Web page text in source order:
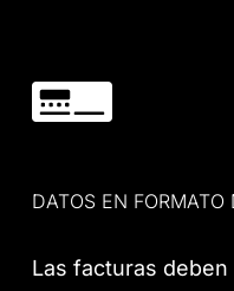
DATOS EN FORMATO
Las facturas